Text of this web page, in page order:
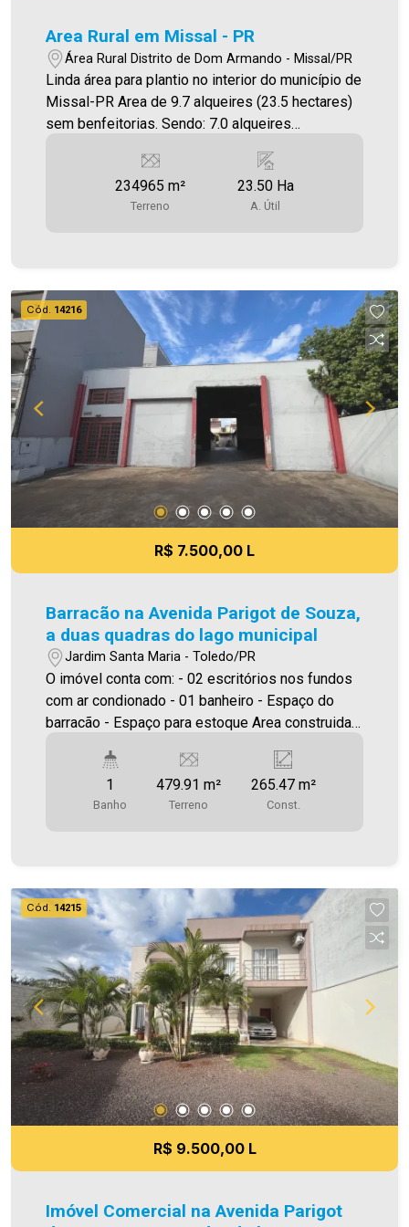
Area Rural em Missal - PR
Área Rural Distrito de Dom Armando - Missal/PR
Linda área para plantio no interior do município de
Missal-PR Area de 9.7 alqueires (23.5 hectares)
sem benfeitorias. Sendo: 7.0 alqueires
Localizado na Localidade de Linha Três Irmãos,
no Distrito de Dom Armando - Missal-Pr. Valor R$
2.800.000,00 Aceita Propostas.
234965 m²
Terreno
23.50 Ha
A. Útil
Cód. 14216
R$ 7.500,00 L
Barracão na Avenida Parigot de Souza,
a duas quadras do lago municipal
Jardim Santa Maria - Toledo/PR
O imóvel conta com: - 02 escritórios nos fundos
com ar condionado - 01 banheiro - Espaço do
barracão - Espaço para estoque Area construida:
(Fundo de Conservação do Imóvel), equivalente a
6% do valor do aluguel. Para mais detalhes sobre
o FCI, acesse o menu LOCAÇÃO em nosso site. A
na venda. Aproveite essa oportunidade, agende
uma visita! Imobiliária Ativa | Sinta-se em casa! -
As informações aqui prestadas são verdadeiras,
todavia, reservamo-nos o direito de corrigir
qualquer erro de digitação e/ou ortografia, bem
como alteração dos preços e imagens. Fotos
meramente ilustrativas.
1
Banho
479.91 m²
Terreno
265.47 m²
Const.
Cód. 14215
R$ 9.500,00 L
Imóvel Comercial na Avenida Parigot